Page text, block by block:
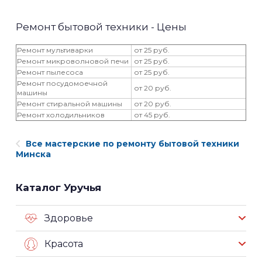
Ремонт бытовой техники - Цены
Ремонт мультиварки
от 25 руб.
Ремонт микроволновой печи
от 25 руб.
Ремонт пылесоса
от 25 руб.
Ремонт посудомоечной
машины
от 20 руб.
Ремонт стиральной машины
от 20 руб.
Ремонт холодильников
от 45 руб.
Все мастерские по ремонту бытовой техники
Минска
Каталог Уручья
Здоровье
Красота